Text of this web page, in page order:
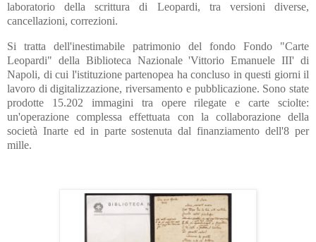
laboratorio della scrittura di Leopardi, tra versioni diverse,
cancellazioni, correzioni.
Si tratta dell'inestimabile patrimonio del fondo Fondo "Carte
Leopardi" della Biblioteca Nazionale 'Vittorio Emanuele III' di
Napoli, di cui l'istituzione partenopea ha concluso in questi giorni il
lavoro di digitalizzazione, riversamento e pubblicazione. Sono state
prodotte 15.202 immagini tra opere rilegate e carte sciolte:
un'operazione complessa effettuata con la collaborazione della
società Inarte ed in parte sostenuta dal finanziamento dell'8 per
mille.